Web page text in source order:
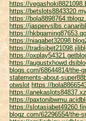
https://
https://
https://
https://
https://
https://
https://
https://
https://
blogs.com/68644814/the-
statements-about-
otwslot https://
https://
https://
https://
blogz.com/62296554/the-